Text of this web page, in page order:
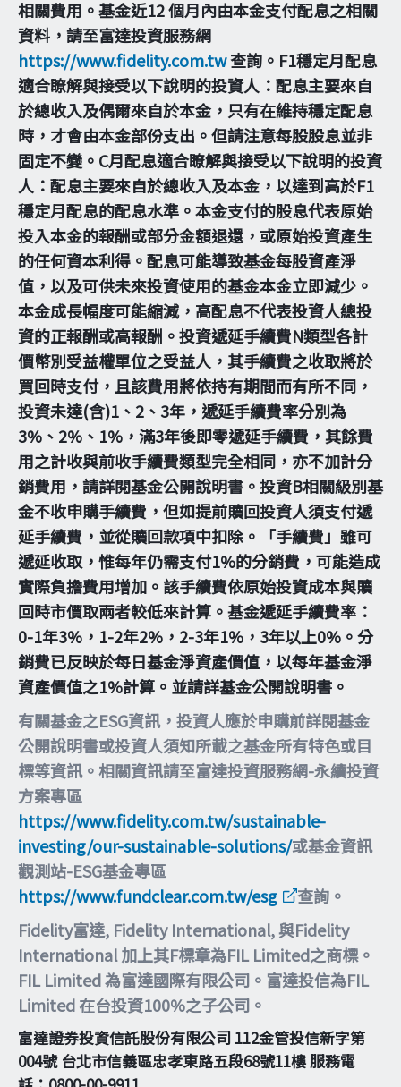
相關費用。基金近12 個月內由本金支付配息之相關
資料，請至富達投資服務網
https://www.fidelity.com.tw查詢。F1穩定月配息
適合瞭解與接受以下說明的投資人：配息主要來自
於總收入及偶爾來自於本金，只有在維持穩定配息
時，才會由本金部份支出。但請注意每股股息並非
固定不變。C月配息適合瞭解與接受以下說明的投資
人：配息主要來自於總收入及本金，以達到高於F1
穩定月配息的配息水準。本金支付的股息代表原始
投入本金的報酬或部分金額退還，或原始投資產生
的任何資本利得。配息可能導致基金每股資產淨
值，以及可供未來投資使用的基金本金立即減少。
本金成長幅度可能縮減，高配息不代表投資人總投
資的正報酬或高報酬。投資遞延手續費N類型各計
價幣別受益權單位之受益人，其手續費之收取將於
買回時支付，且該費用將依持有期間而有所不同，
投資未達(含)1、2、3年，遞延手續費率分別為
3%、2%、1%，滿3年後即零遞延手續費，其餘費
用之計收與前收手續費類型完全相同，亦不加計分
銷費用，請詳閱基金公開說明書。投資B相關級別基
金不收申購手續費，但如提前贖回投資人須支付遞
延手續費，並從贖回款項中扣除。「手續費」雖可
遞延收取，惟每年仍需支付1%的分銷費，可能造成
實際負擔費用增加。該手續費依原始投資成本與贖
回時市價取兩者較低來計算。基金遞延手續費率：
0-1年3%，1-2年2%，2-3年1%，3年以上0%。分
銷費已反映於每日基金淨資產價值，以每年基金淨
資產價值之1%計算。並請詳基金公開說明書。
有關基金之ESG資訊，投資人應於申購前詳閱基金
公開說明書或投資人須知所載之基金所有特色或目
標等資訊。相關資訊請至富達投資服務網-永續投資
方案專區
https://www.fidelity.com.tw/sustainable-
investing/our-sustainable-solutions/或基金資訊
觀測站-ESG基金專區
https://www.fundclear.com.tw/esg
查詢。
Fidelity富達, Fidelity International, 與Fidelity
International 加上其F標章為FIL Limited之商標。
FIL Limited 為富達國際有限公司。富達投信為FIL
Limited 在台投資100%之子公司。
富達證券投資信託股份有限公司 112金管投信新字第
004號 台北市信義區忠孝東路五段68號11樓 服務電